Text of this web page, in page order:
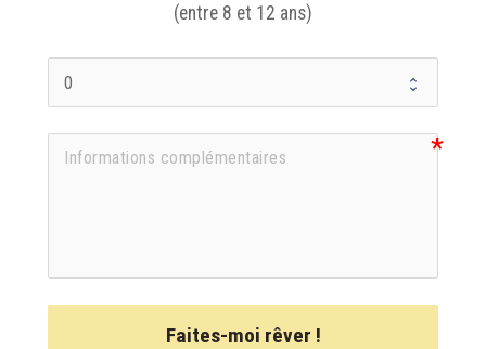
(entre 8 et 12 ans)
Faites-moi rêver !